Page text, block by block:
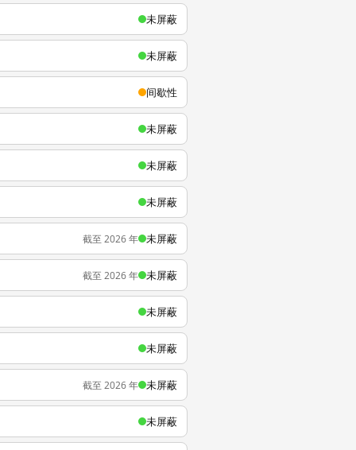
未屏蔽
未屏蔽
间歇性
未屏蔽
未屏蔽
未屏蔽
截至 2026 年 未屏蔽
截至 2026 年 未屏蔽
未屏蔽
未屏蔽
截至 2026 年 未屏蔽
未屏蔽